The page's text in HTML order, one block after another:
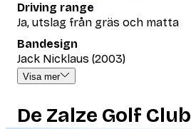
Driving range
Ja, utslag från gräs och matta
Bandesign
Jack Nicklaus (2003)
Visa mer
De Zalze Golf Club